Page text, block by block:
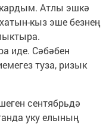
Атлы эшкә
кыз эше безнең
иде. Сәбәбен
туза, ризык
сентябрьдә
уку елының